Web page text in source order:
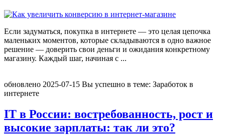
Если задуматься, покупка в интернете — это целая цепочка
маленьких моментов, которые складываются в одно важное
решение — доверить свои деньги и ожидания конкретному
магазину. Каждый шаг, начиная с ...
обновлено 2025-07-15 Вы успешно в теме: Заработок в
интернете
IT в России: востребованность, рост и
высокие зарплаты: так ли это?